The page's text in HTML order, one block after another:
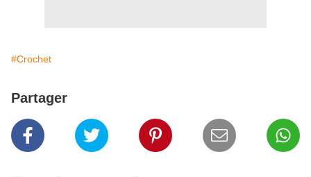
#Crochet
Partager